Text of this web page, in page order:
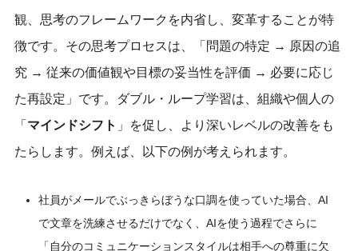
観、思考のフレームワークを内省し、変革することが特
徴です。その思考プロセスは、「問題の特定 → 原因の追
究 → 従来の価値観や目標の妥当性を評価 → 必要に応じ
た再設定」です。ダブル・ループ学習は、組織や個人の
「 マインドシフト 」を促し、より深いレベルの改善をも
たらします。例えば、以下の例が考えられます。
社員がメールでぶっきらぼうな口調を使っていた場合、AI
で文章を洗練させるだけでなく、AIを使う過程でさらに
「自分のコミュニケーションスタイルは相手への尊重に欠